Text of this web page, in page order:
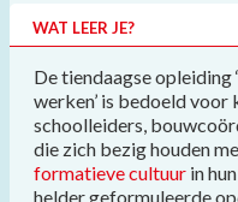
WAT LEER JE?
De tiendaagse
werken’ is bedoeld
schoolleiders,
die zich bezig houden
formatieve cultuur in
helder geformuleerde